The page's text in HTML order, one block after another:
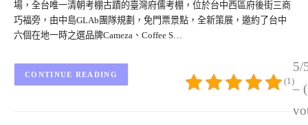
場，全台唯一清朝考棚古蹟的臺灣府儒考棚，位於台中西區府後街三商
巧福旁，由中島GLAb團隊規劃，免門票景點，全新策展，邀約了台中
六個在地一時之選品牌Cameza、Coffee S…
5/
–
(1)
CONTINUE READING